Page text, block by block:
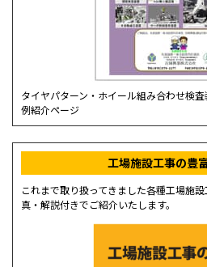
タイヤパターン・ホイール組み合わせ検
例紹介ページ
工場施設工事の豊
これまで取り扱ってきました各種工場施
真・解説付きでご紹介いたします。